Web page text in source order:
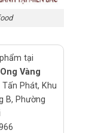
tại
Vàng
Phát, Khu
B, Phường